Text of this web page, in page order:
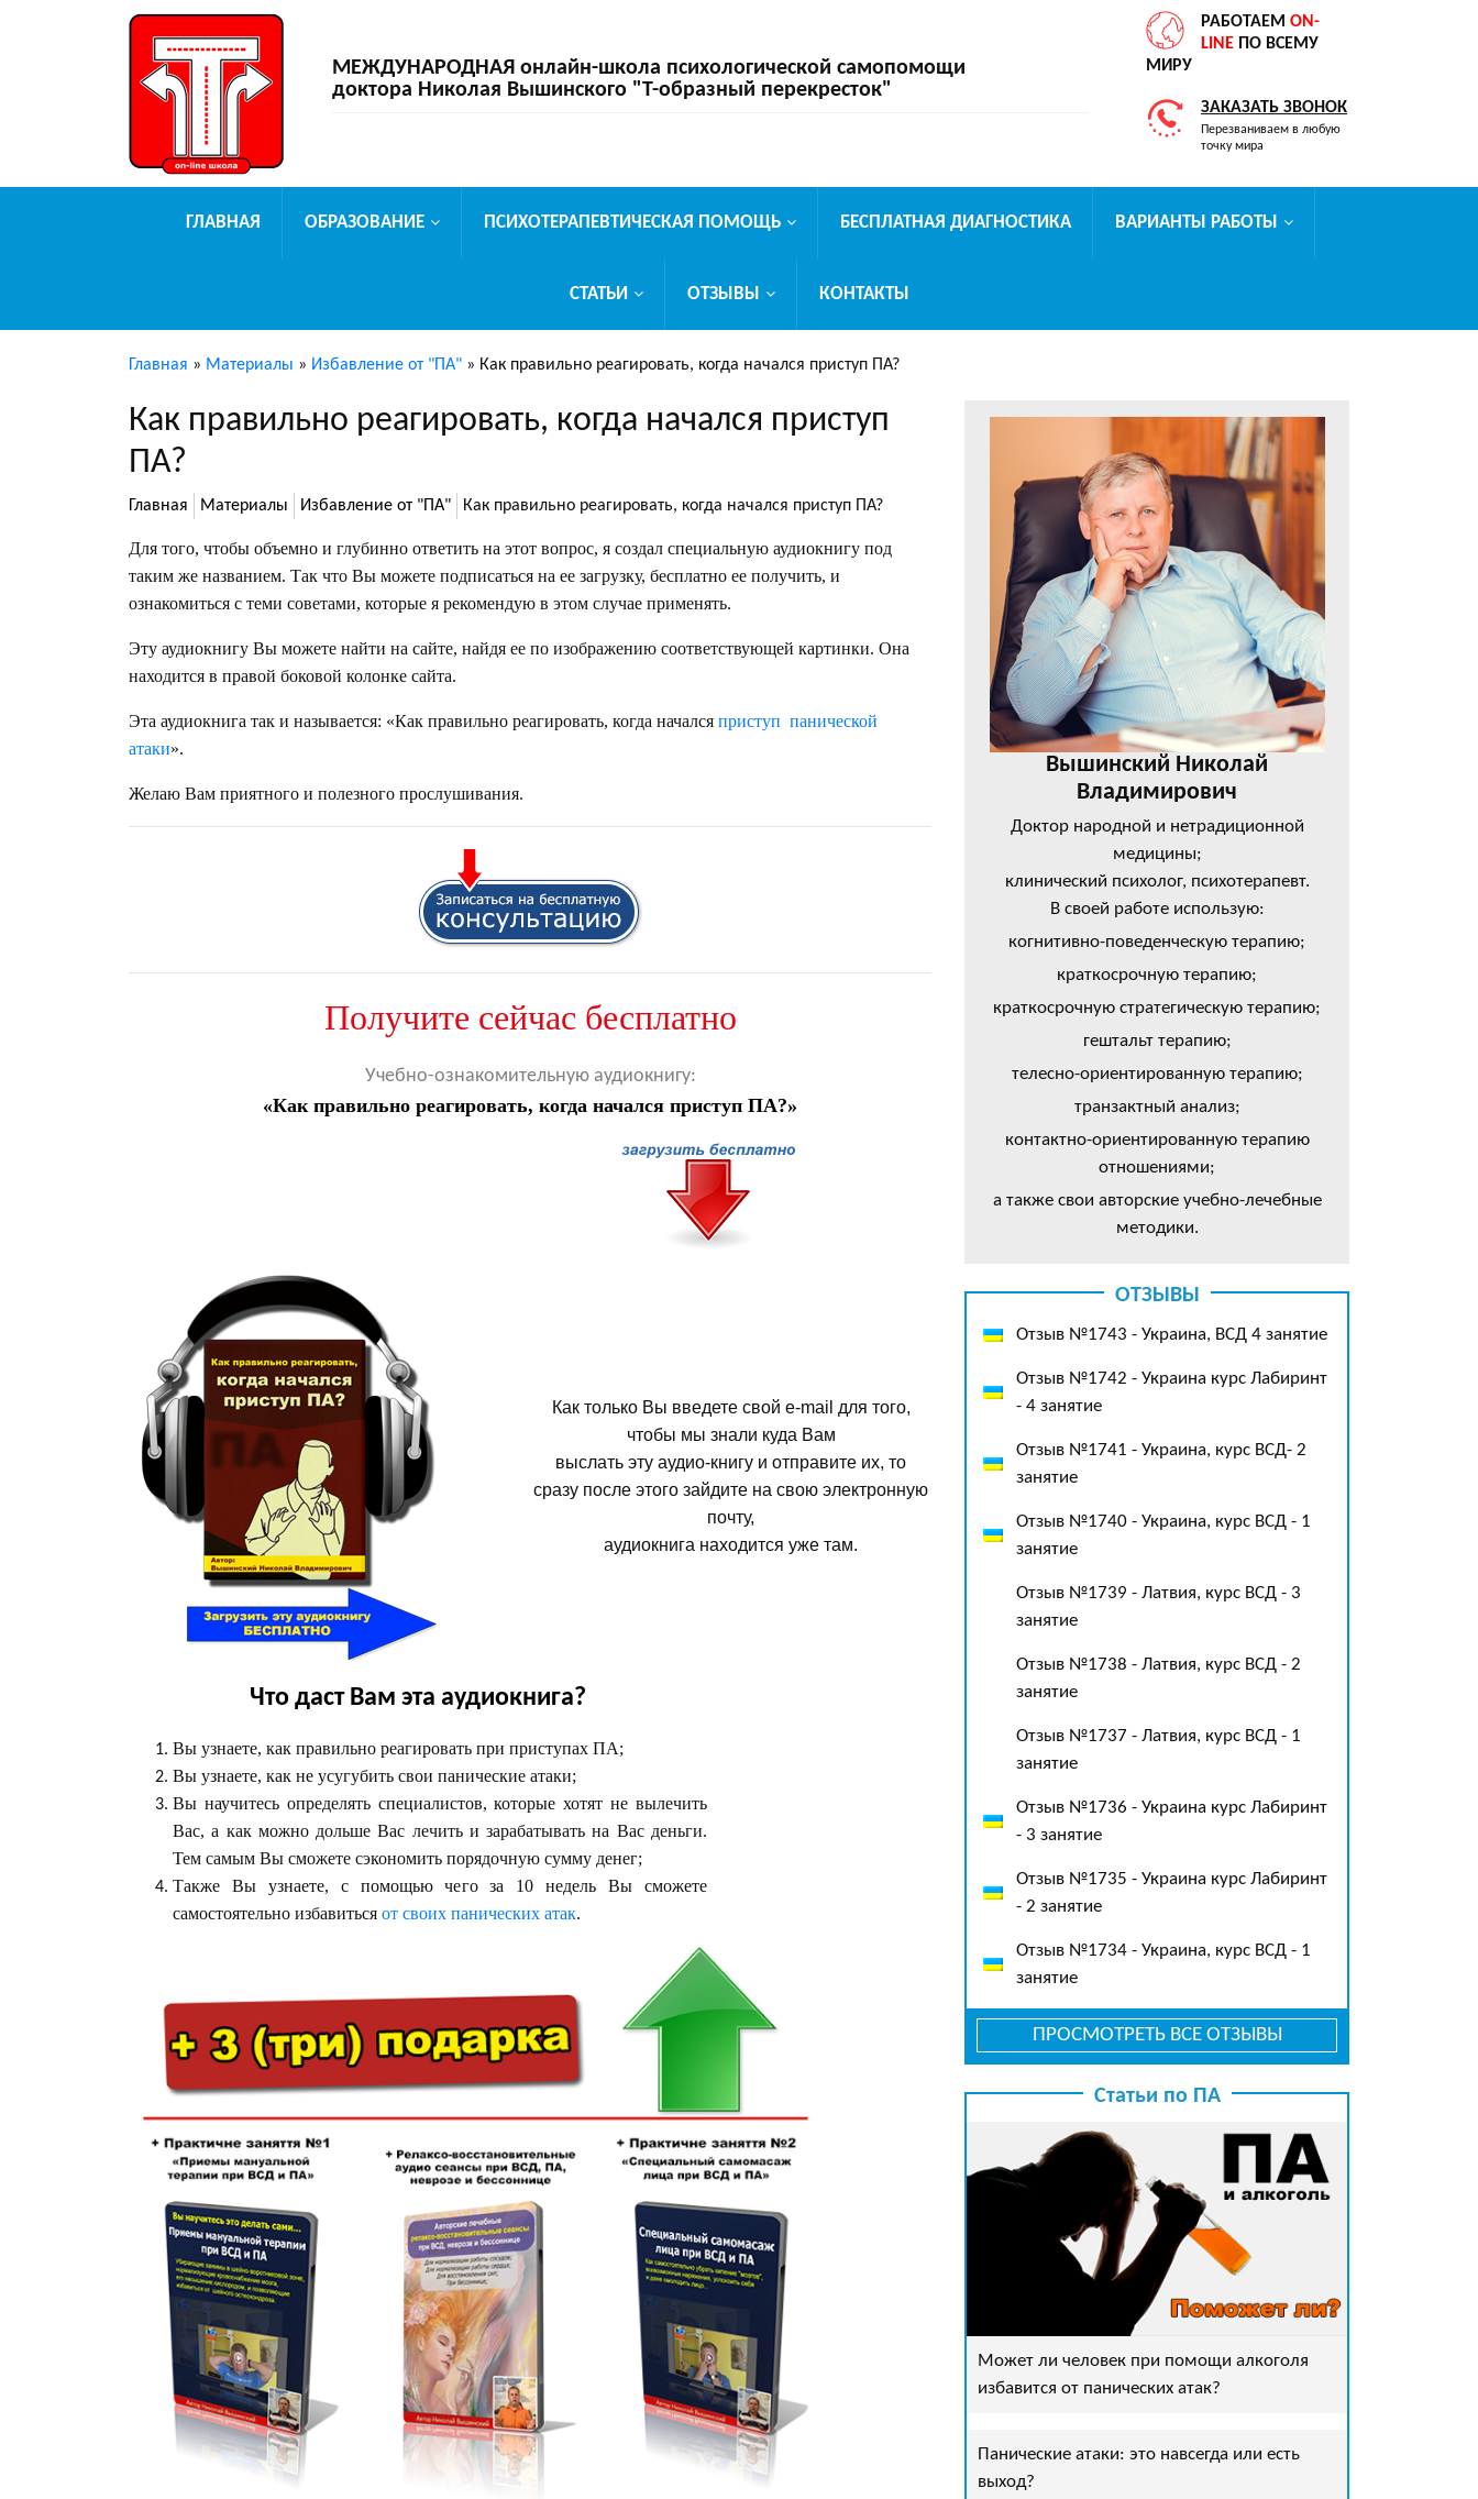
МЕЖДУНАРОДНАЯ онлайн-школа психологической самопомощи
доктора Николая Вышинского "Т-образный перекресток"
РАБОТАЕМ ON-
LINE ПО ВСЕМУ
МИРУ
ЗАКАЗАТЬ ЗВОНОК
Перезваниваем в любую
точку мира
ГЛАВНАЯ ОБРАЗОВАНИЕ ПСИХОТЕРАПЕВТИЧЕСКАЯ ПОМОЩЬ БЕСПЛАТНАЯ ДИАГНОСТИКА ВАРИАНТЫ РАБОТЫ
СТАТЬИ ОТЗЫВЫ КОНТАКТЫ
Главная » Материалы » Избавление от "ПА" » Как правильно реагировать, когда начался приступ ПА?
Как правильно реагировать, когда начался приступ
ПА?
Главная Материалы Избавление от "ПА" Как правильно реагировать, когда начался приступ ПА?
Для того, чтобы объемно и глубинно ответить на этот вопрос, я создал специальную аудиокнигу под
таким же названием. Так что Вы можете подписаться на ее загрузку, бесплатно ее получить, и
ознакомиться с теми советами, которые я рекомендую в этом случае применять.
Эту аудиокнигу Вы можете найти на сайте, найдя ее по изображению соответствующей картинки. Она
находится в правой боковой колонке сайта.
Эта аудиокнига так и называется: «Как правильно реагировать, когда начался приступ панической
атаки».
Желаю Вам приятного и полезного прослушивания.
Получите сейчас бесплатно
Учебно-ознакомительную аудиокнигу:
«Как правильно реагировать, когда начался приступ ПА?»
Как только Вы введете свой e-mail для того,
чтобы мы знали куда Вам
выслать эту аудио-книгу и отправите их, то
сразу после этого зайдите на свою электронную
почту,
аудиокнига находится уже там.
Что даст Вам эта аудиокнига?
Вы узнаете, как правильно реагировать при приступах ПА;
Вы узнаете, как не усугубить свои панические атаки;
Вы научитесь определять специалистов, которые хотят не вылечить
Вас, а как можно дольше Вас лечить и зарабатывать на Вас деньги.
Тем самым Вы сможете сэкономить порядочную сумму денег;
Также Вы узнаете, с помощью чего за 10 недель Вы сможете
самостоятельно избавиться от своих панических атак.
Вышинский Николай
Владимирович
Доктор народной и нетрадиционной
медицины;
клинический психолог, психотерапевт.
В своей работе использую:
когнитивно-поведенческую терапию;
краткосрочную терапию;
краткосрочную стратегическую терапию;
гештальт терапию;
телесно-ориентированную терапию;
транзактный анализ;
контактно-ориентированную терапию
отношениями;
а также свои авторские учебно-лечебные
методики.
ОТЗЫВЫ
Отзыв №1743 - Украина, ВСД 4 занятие
Отзыв №1742 - Украина курс Лабиринт
- 4 занятие
Отзыв №1741 - Украина, курс ВСД- 2
занятие
Отзыв №1740 - Украина, курс ВСД - 1
занятие
Отзыв №1739 - Латвия, курс ВСД - 3
занятие
Отзыв №1738 - Латвия, курс ВСД - 2
занятие
Отзыв №1737 - Латвия, курс ВСД - 1
занятие
Отзыв №1736 - Украина курс Лабиринт
- 3 занятие
Отзыв №1735 - Украина курс Лабиринт
- 2 занятие
Отзыв №1734 - Украина, курс ВСД - 1
занятие
ПРОСМОТРЕТЬ ВСЕ ОТЗЫВЫ
Статьи по ПА
Может ли человек при помощи алкоголя
избавится от панических атак?
Панические атаки: это навсегда или есть
выход?